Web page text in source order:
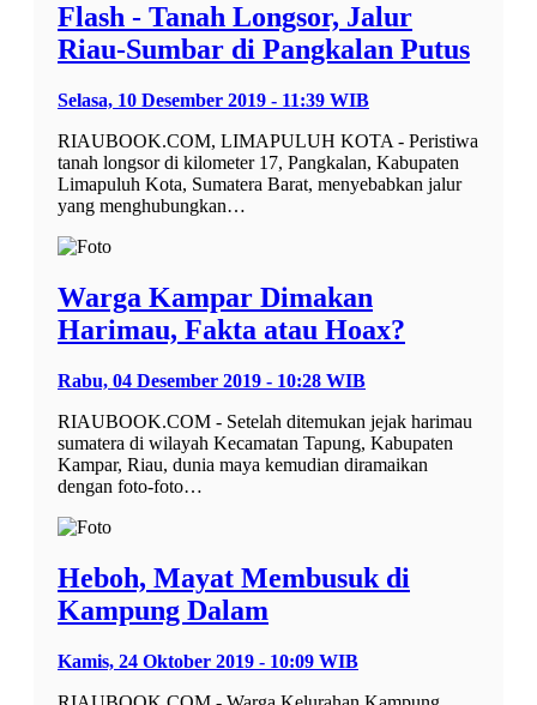
Flash - Tanah Longsor, Jalur
Riau-Sumbar di Pangkalan Putus
Selasa, 10 Desember 2019 - 11:39 WIB
RIAUBOOK.COM, LIMAPULUH KOTA - Peristiwa
tanah longsor di kilometer 17, Pangkalan, Kabupaten
Limapuluh Kota, Sumatera Barat, menyebabkan jalur
yang menghubungkan…
Warga Kampar Dimakan
Harimau, Fakta atau Hoax?
Rabu, 04 Desember 2019 - 10:28 WIB
RIAUBOOK.COM - Setelah ditemukan jejak harimau
sumatera di wilayah Kecamatan Tapung, Kabupaten
Kampar, Riau, dunia maya kemudian diramaikan
dengan foto-foto…
Heboh, Mayat Membusuk di
Kampung Dalam
Kamis, 24 Oktober 2019 - 10:09 WIB